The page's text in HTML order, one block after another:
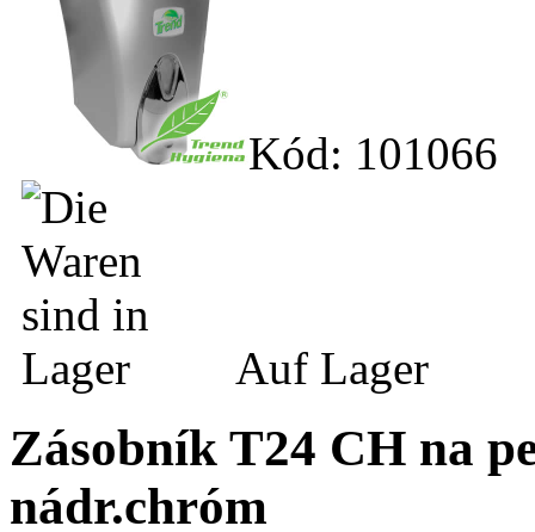
Kód: 101066
Auf Lager
Zásobník T24 CH na
nádr.chróm